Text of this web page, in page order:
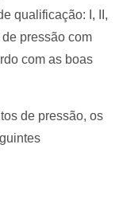
qualificação: I, II,
pressão com
com as boas
de pressão, os